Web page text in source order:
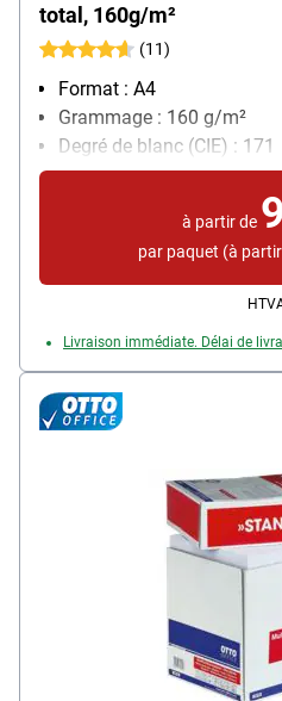
total, 160g/m²
(11)
Format : A4
Grammage : 160 g/m²
Degré de blanc (CIE) : 171
Contenu par paquet : 250
à partir de
par paquet (à
Livraison immédiate. Délai de